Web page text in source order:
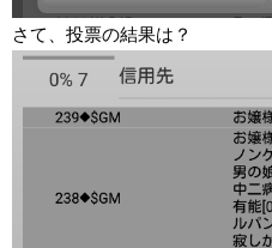
さて、投票の結果は？